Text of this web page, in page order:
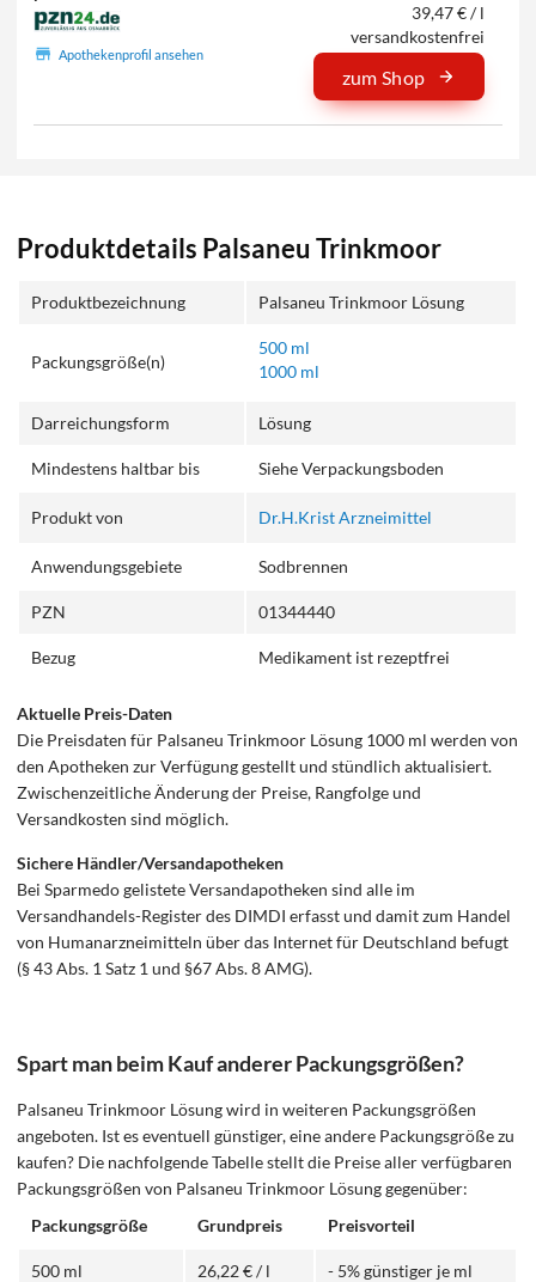
Apothekenprofil ansehen
39,47 € / l
versandkostenfrei
zum Shop
Produktdetails Palsaneu Trinkmoor
Produktbezeichnung Palsaneu Trinkmoor Lösung
Packungsgröße(n)
500 ml
1000 ml
Darreichungsform Lösung
Mindestens haltbar bis Siehe Verpackungsboden
Produkt von Dr.H.Krist Arzneimittel
Anwendungsgebiete Sodbrennen
PZN 01344440
Bezug Medikament ist rezeptfrei
Aktuelle Preis-Daten
Die Preisdaten für Palsaneu Trinkmoor Lösung 1000 ml werden von
den Apotheken zur Verfügung gestellt und stündlich aktualisiert.
Zwischenzeitliche Änderung der Preise, Rangfolge und
Versandkosten sind möglich.
Sichere Händler/Versandapotheken
Bei Sparmedo gelistete Versandapotheken sind alle im
Versandhandels-Register des DIMDI erfasst und damit zum Handel
von Humanarzneimitteln über das Internet für Deutschland befugt
(§ 43 Abs. 1 Satz 1 und §67 Abs. 8 AMG).
Spart man beim Kauf anderer Packungsgrößen?
Palsaneu Trinkmoor Lösung wird in weiteren Packungsgrößen
angeboten. Ist es eventuell günstiger, eine andere Packungsgröße zu
kaufen? Die nachfolgende Tabelle stellt die Preise aller verfügbaren
Packungsgrößen von Palsaneu Trinkmoor Lösung gegenüber:
Packungsgröße
Grundpreis Preisvorteil
500 ml 26,22 € / l - 5% günstiger je ml